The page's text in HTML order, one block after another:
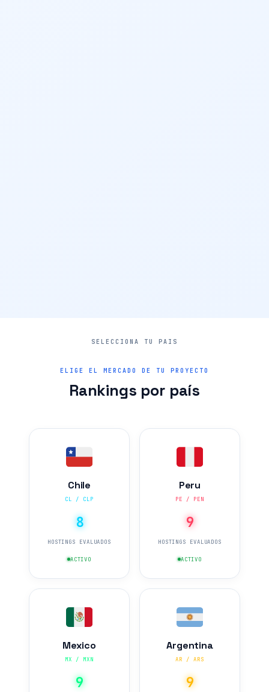
ELIGE EL MERCADO DE TU PROYECTO
Rankings por país
Chile
CL / CLP
8
HOSTINGS EVALUADOS
ACTIVO
Peru
PE / PEN
9
HOSTINGS EVALUADOS
ACTIVO
Mexico
MX / MXN
9
Argentina
AR / ARS
9